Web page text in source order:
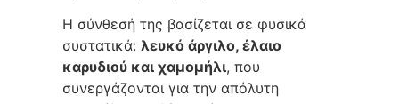
Η σύνθεσή της βασίζεται σε φυσικά
συστατικά: λευκό άργιλο, έλαιο
καρυδιού και χαμομήλι, που
συνεργάζονται για την απόλυτη